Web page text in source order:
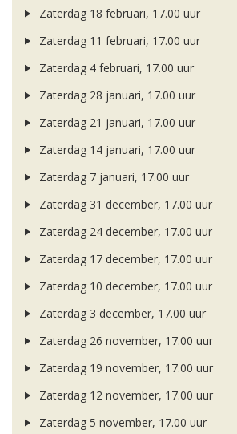
Zaterdag 18 februari, 17.00 uur
Zaterdag 11 februari, 17.00 uur
Zaterdag 4 februari, 17.00 uur
Zaterdag 28 januari, 17.00 uur
Zaterdag 21 januari, 17.00 uur
Zaterdag 14 januari, 17.00 uur
Zaterdag 7 januari, 17.00 uur
Zaterdag 31 december, 17.00 uur
Zaterdag 24 december, 17.00 uur
Zaterdag 17 december, 17.00 uur
Zaterdag 10 december, 17.00 uur
Zaterdag 3 december, 17.00 uur
Zaterdag 26 november, 17.00 uur
Zaterdag 19 november, 17.00 uur
Zaterdag 12 november, 17.00 uur
Zaterdag 5 november, 17.00 uur